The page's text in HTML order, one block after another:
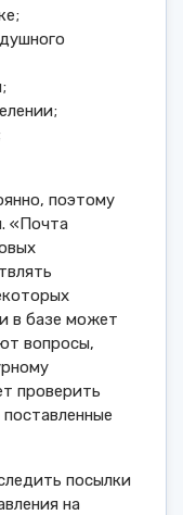
поэтому
«Почта
в базе может
вопросы,
проверить
посылки
на